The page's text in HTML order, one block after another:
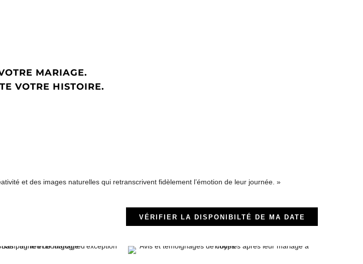
MARIAGE.
VOTRE HISTOIRE.
et des images naturelles qui retranscrivent fidèlement l’émotion de leur journée. »
VÉRIFIER LA DISPONIBILTÉ DE MA DATE